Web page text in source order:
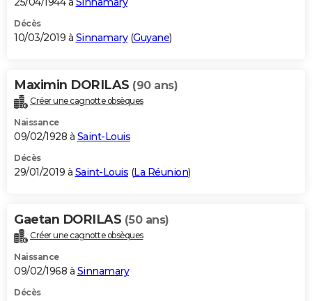
Décès
10/03/2019 à Sinnamary(Guyane)
Maximin DORILAS (90 ans)
Créer une cagnotte obsèques
Naissance
09/02/1928 à Saint-Louis
Décès
29/01/2019 à Saint-Louis (La Réunion)
Gaetan DORILAS (50 ans)
Créer une cagnotte obsèques
Naissance
09/02/1968 à Sinnamary
Décès